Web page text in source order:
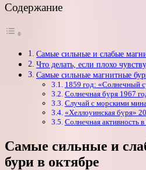
Содержание
Самые сильные и слабые
Что делать, если плохо
Самые сильные магнитные
1859 год: «Солнечный
Солнечная буря 1967
Случай с морскими
«Хеллоуинская буря»
Солнечная активность
Самые сильные и
бури в октябре